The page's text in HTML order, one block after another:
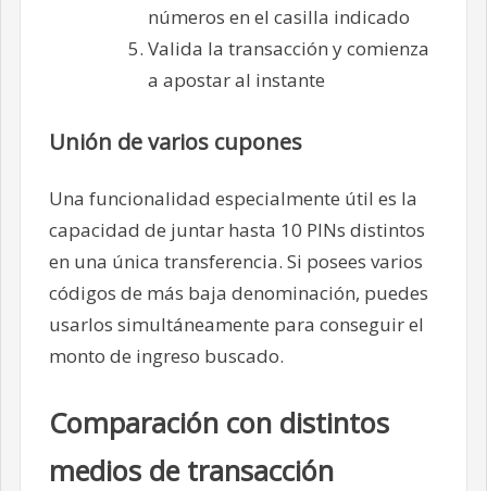
números en el casilla indicado
Valida la transacción y comienza
a apostar al instante
Unión de varios cupones
Una funcionalidad especialmente útil es la
capacidad de juntar hasta 10 PINs distintos
en una única transferencia. Si posees varios
códigos de más baja denominación, puedes
usarlos simultáneamente para conseguir el
monto de ingreso buscado.
Comparación con distintos
medios de transacción